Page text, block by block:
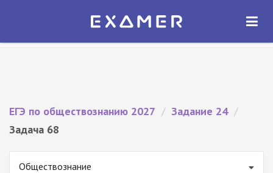
Экзамер — ЕГЭ 2027
ОТКРЫТЬ
ЕГЭ по обществознанию 2027 / Задание 24 /
Задача 68
Обществознание